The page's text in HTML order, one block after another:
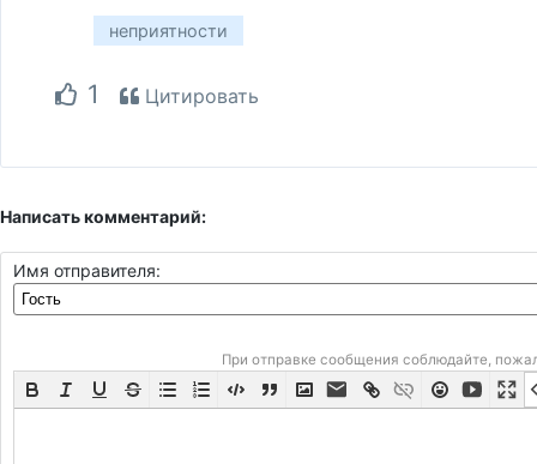
неприятности
1 Цитировать
Написать комментарий:
Имя отправителя:
При отправке сообщения соблюдайте,